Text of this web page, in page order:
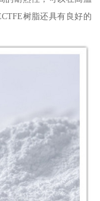
树脂还具有良好的